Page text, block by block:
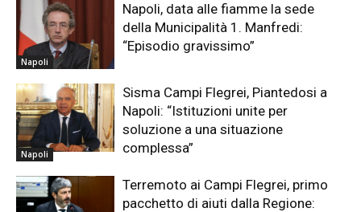
Napoli
Napoli, data alle fiamme la sede
della Municipalità 1. Manfredi:
“Episodio gravissimo”
Napoli
Sisma Campi Flegrei, Piantedosi a
Napoli: “Istituzioni unite per
soluzione a una situazione
complessa”
Terremoto ai Campi Flegrei, primo
pacchetto di aiuti dalla Regione: